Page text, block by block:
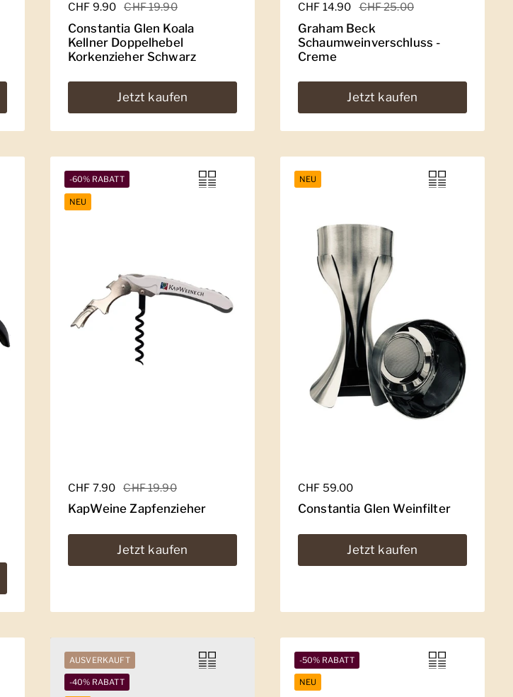
Regulärer Preis
CHF 9.90 Sale-Preis
CHF 19.90
Constantia Glen Koala
Kellner Doppelhebel
Korkenzieher Schwarz
Jetzt kaufen
Regulärer Preis
CHF 14.90 Sale-Preis
CHF 25.00
Graham Beck
Schaumweinverschluss -
Creme
Jetzt kaufen
Regulärer Preis
CHF 7.90 Sale-Preis
CHF 19.90
KapWeine Zapfenzieher
Jetzt kaufen
-60% RABATT
NEU
Regulärer Preis
CHF 59.00
Constantia Glen Weinfilter
Jetzt kaufen
NEU
AUSVERKAUFT
-40% RABATT
-50% RABATT
NEU